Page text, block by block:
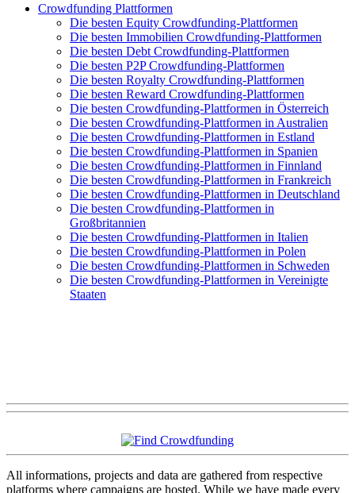
Crowdfunding Plattformen
Die besten Equity Crowdfunding-Plattformen
Die besten Immobilien Crowdfunding-Plattformen
Die besten Debt Crowdfunding-Plattformen
Die besten P2P Crowdfunding-Plattformen
Die besten Royalty Crowdfunding-Plattformen
Die besten Reward Crowdfunding-Plattformen
Die besten Crowdfunding-Plattformen in Österreich
Die besten Crowdfunding-Plattformen in Australien
Die besten Crowdfunding-Plattformen in Estland
Die besten Crowdfunding-Plattformen in Spanien
Die besten Crowdfunding-Plattformen in Finnland
Die besten Crowdfunding-Plattformen in Frankreich
Die besten Crowdfunding-Plattformen in Deutschland
Die besten Crowdfunding-Plattformen in
Großbritannien
Die besten Crowdfunding-Plattformen in Italien
Die besten Crowdfunding-Plattformen in Polen
Die besten Crowdfunding-Plattformen in Schweden
Die besten Crowdfunding-Plattformen in Vereinigte
Staaten
All informations, projects and data are gathered from respective
platforms where campaigns are hosted. While we have made every